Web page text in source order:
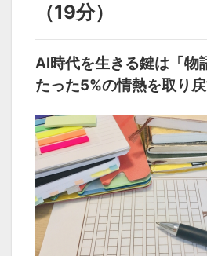
（19分）
AI時代を生きる鍵は「
たった5%の情熱を取り